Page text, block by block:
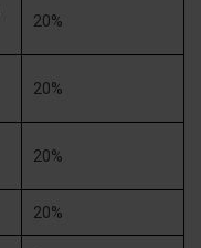
20%
20%
20%
20%